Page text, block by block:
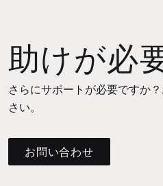
助けが必
さらにサポートが必要ですか
さい。
お問い合わせ